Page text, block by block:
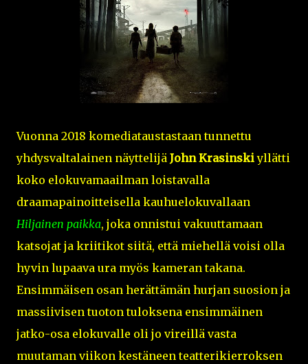
Vuonna 2018 komediataustastaan tunnettu
yhdysvaltalainen näyttelijä John Krasinskiyllätti
koko elokuvamaailman loistavalla
draamapainoitteisella kauhuelokuvallaan
Hiljainen paikka, joka onnistui vakuuttamaan
katsojat ja kriitikot siitä, että miehellä voisi olla
hyvin lupaava ura myös kameran takana.
Ensimmäisen osan herättämän hurjan suosion ja
massiivisen tuoton tuloksena ensimmäinen
jatko-osa elokuvalle oli jo vireillä vasta
muutaman viikon kestäneen teatterikierroksen